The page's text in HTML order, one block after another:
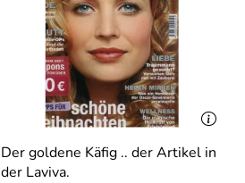
Der goldene Käfig .. der Artikel in
der Laviva.